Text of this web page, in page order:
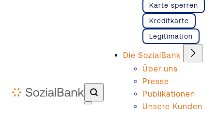
Karte sperren
Kreditkarte
Legitimation
Die SozialBank
Über uns
Presse
Publikationen
Unsere Kunden